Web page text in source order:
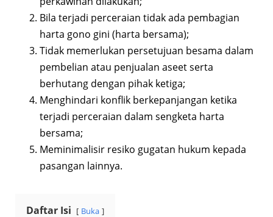
Bila terjadi perceraian tidak ada pembagian
harta gono gini (harta bersama);
Tidak memerlukan persetujuan besama dalam
pembelian atau penjualan aseet serta
berhutang dengan pihak ketiga;
Menghindari konflik berkepanjangan ketika
terjadi perceraian dalam sengketa harta
bersama;
Meminimalisir resiko gugatan hukum kepada
pasangan lainnya.
Daftar Isi Buka